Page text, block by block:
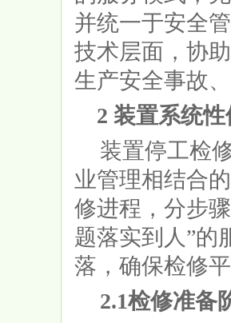
并统一于安全
技术层面，协
生产安全事故
2 装置系统
装置停工检
业管理相结合
修进程，分步
题落实到人”的
落，确保检修
2.1检修准备